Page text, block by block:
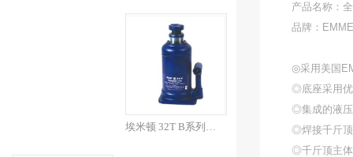
产品名称：
品牌：
◎采用美国
◎底座采用优
◎集成的液压
◎焊接千斤顶
◎千斤顶主体